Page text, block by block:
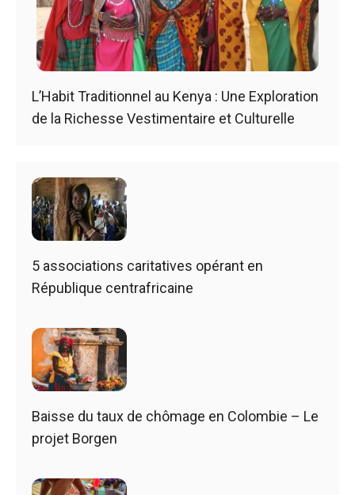
L’Habit Traditionnel au Kenya : Une Exploration
de la Richesse Vestimentaire et Culturelle
5 associations caritatives opérant en
République centrafricaine
Baisse du taux de chômage en Colombie – Le
projet Borgen